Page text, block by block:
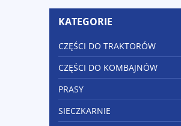
KATEGORIE
CZĘŚCI DO TRAKTORÓW
CZĘŚCI DO KOMBAJNÓW
PRASY
SIECZKARNIE